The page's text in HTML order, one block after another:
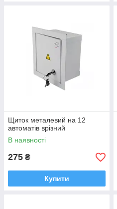
Щиток металевий на 12
автоматів врізний
В наявності
275 ₴
Купити